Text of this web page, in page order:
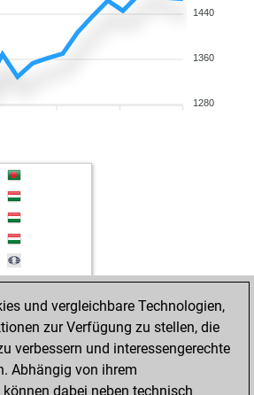
1440
1360
1280
und vergleichbare Technologien,
zur Verfügung zu stellen, die
verbessern und interessengerechte
Abhängig von ihrem
dabei neben technisch